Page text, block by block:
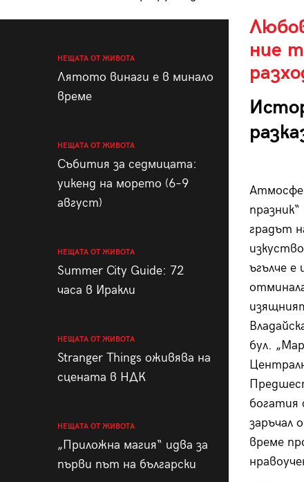
НЕЩАТА ОТ ЖИВОТА
Лятото винаги е в минало
време
НЕЩАТА ОТ ЖИВОТА
Събития за седмицата:
уикенд на морето (6–9
август)
НЕЩАТА ОТ ЖИВОТА
Summer City Guide: 72
часа в Иракли
НЕЩАТА ОТ ЖИВОТА
Stranger Things оживява на
сцената в НДК
НЕЩАТА ОТ ЖИВОТА
„Приложна магия“ идва за
първи път на български
ние
градът
ъгълче е
бул.
богатия
заръчал
време